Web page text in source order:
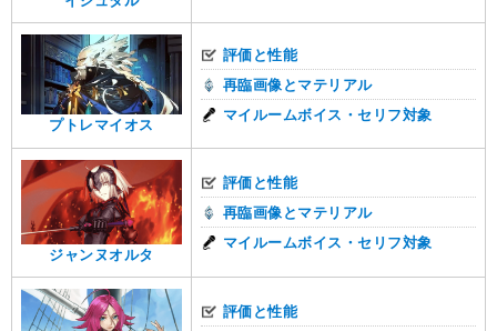
プトレマイオス
評価と性能
再臨画像とマテリアル
マイルームボイス・セリフ対象
ジャンヌオルタ
評価と性能
再臨画像とマテリアル
マイルームボイス・セリフ対象
評価と性能